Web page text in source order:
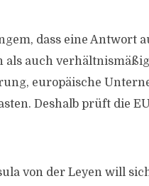
dass eine Antwort
als auch
europäische
Deshalb prüft die
von der Leyen will